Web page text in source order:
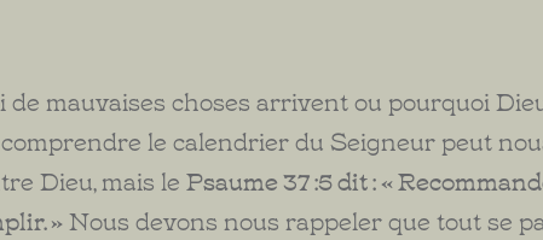
mauvaises choses arrivent ou pourquoi
le calendrier du Seigneur peut
Dieu, mais le Psaume 37 :5 dit : «
»Nous devons nous rappeler que tout se